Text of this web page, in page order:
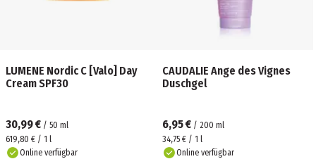
LUMENE Nordic C [Valo] Day
Cream SPF30
30,99 € / 50 ml
619,80 € / 1 l
Online verfügbar
CAUDALIE Ange des Vignes
Duschgel
6,95 € / 200 ml
34,75 € / 1 l
Online verfügbar